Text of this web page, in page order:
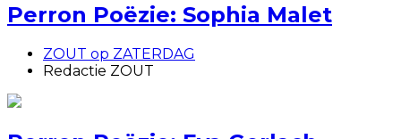
Perron Poëzie: Sophia Malet
ZOUT op ZATERDAG
Redactie ZOUT